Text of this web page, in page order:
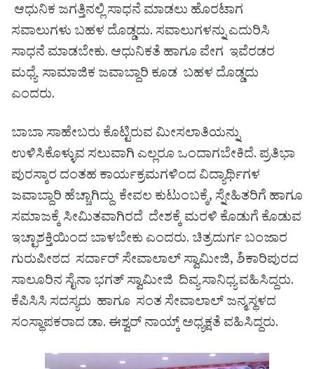
ಆಧುನಿಕ ಜಗತ್ತಿನಲ್ಲಿ ಸಾಧನೆ ಮಾಡಲು ಹೊರಟಾಗ
ಸವಾಲುಗಳು ಬಹಳ ದೊಡ್ಡದು. ಸವಾಲುಗಳನ್ನು ಎದುರಿಸಿ
ಸಾಧನೆ ಮಾಡಬೇಕು. ಆಧುನಿಕತೆ ಹಾಗೂ ವೇಗ ಇವೆರಡರ
ಮಧ್ಯೆ ಸಾಮಾಜಿಕ ಜವಾಬ್ದಾರಿ ಕೂಡ ಬಹಳ ದೊಡ್ಡದು
ಎಂದರು.
ಬಾಬಾ ಸಾಹೇಬರು ಕೊಟ್ಟಿರುವ ಮೀಸಲಾತಿಯನ್ನು
ಉಳಿಸಿಕೊಳ್ಳುವ ಸಲುವಾಗಿ ಎಲ್ಲರೂ ಒಂದಾಗಬೇಕಿದೆ. ಪ್ರತಿಭಾ
ಪುರಸ್ಕಾರ ದಂತಹ ಕಾರ್ಯಕ್ರಮಗಳಿಂದ ವಿದ್ಯಾರ್ಥಿಗಳ
ಜವಾಬ್ದಾರಿ ಹೆಚ್ಚಾಗಿದ್ದು ಕೇವಲ ಕುಟುಂಬಕ್ಕೆ, ಸ್ನೇಹಿತರಿಗೆ ಹಾಗೂ
ಸಮಾಜಕ್ಕೆ ಸೀಮಿತವಾಗಿರದೆ ದೇಶಕ್ಕೆ ಮರಳಿ ಕೊಡುಗೆ ಕೊಡುವ
ಇಚ್ಛಾಶಕ್ತಿಯಿಂದ ಬಾಳಬೇಕು ಎಂದರು. ಚಿತ್ರದುರ್ಗ ಬಂಜಾರ
ಗುರುಪೀಠದ ಸರ್ದಾರ್ ಸೇವಾಲಾಲ್ ಸ್ವಾಮೀಜಿ, ಶಿಕಾರಿಪುರದ
ಸಾಲೂರಿನ ಸೈನಾ ಭಗತ್ ಸ್ವಾಮೀಜಿ ದಿವ್ಯ ಸಾನಿಧ್ಯ ವಹಿಸಿದ್ದರು.
ಕೆಪಿಸಿಸಿ ಸದಸ್ಯರು ಹಾಗೂ ಸಂತ ಸೇವಾಲಾಲ್ ಜನ್ಮಸ್ಥಳದ
ಸಂಸ್ಥಾಪಕರಾದ ಡಾ. ಈಶ್ವರ್ ನಾಯ್ಕ್ ಅಧ್ಯಕ್ಷತೆ ವಹಿಸಿದ್ದರು.